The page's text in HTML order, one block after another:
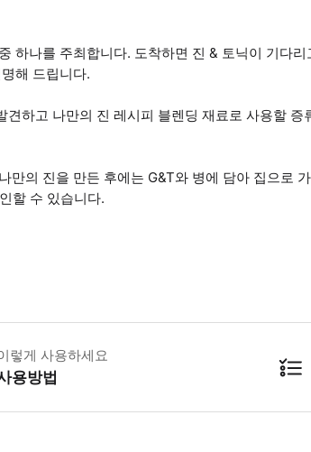
하나를 주최합니다. 도착하면 진 & 토닉이 기다리
해 드립니다.
하고 나만의 진 레시피 블렌딩 재료로 사용할 증
만의 진을 만든 후에는 G&T와 병에 담아 집으로
할 수 있습니다.
간 : 150분 (옵션에 따라 소요 시간이 다를 수 있으니, 예
렇게 사용하세요
용방법